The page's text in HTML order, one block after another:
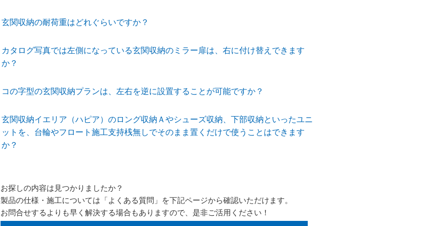
玄関収納の耐荷重はどれぐらいですか？
カタログ写真では左側になっている玄関収納のミラー扉は、右に付け替えできます
か？
コの字型の玄関収納プランは、左右を逆に設置することが可能ですか？
玄関収納イエリア（ハピア）のロング収納Ａやシューズ収納、下部収納といったユニ
ットを、台輪やフロート施工支持桟無しでそのまま置くだけで使うことはできます
か？
お探しの内容は見つかりましたか？
製品の仕様・施工については「よくある質問」を下記ページから確認いただけます。
お問合せするよりも早く解決する場合もありますので、是非ご活用ください！